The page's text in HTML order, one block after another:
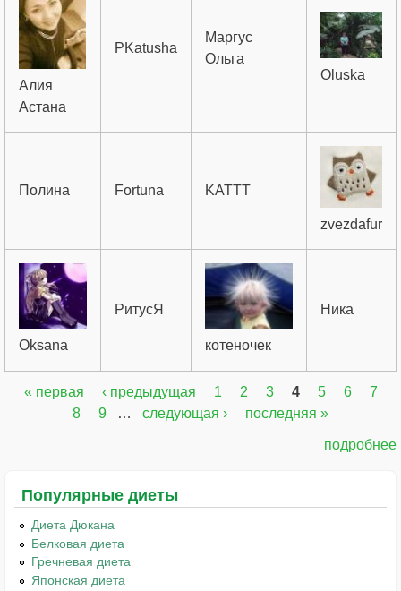
Алия
Астана
PKatusha
Маргус
Ольга
Oluska
Полина Fortuna KATTT
zvezdafur
Oksana
РитусЯ
котеночек
Ника
Страницы
« первая ‹ предыдущая 1 2 3 4 5 6
7
8
9 … следующая › последняя »
подробнее
Популярные диеты
Диета Дюкана
Белковая диета
Гречневая диета
Японская диета